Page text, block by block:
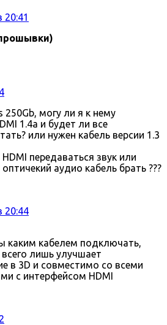
20:41
250Gb, могу ли я к нему
1.4a и будет ли все
или нужен кабель версии 1.3
передаваться звук или
аудио кабель брать ???
20:44
каким кабелем подключать,
всего лишь улучшает
в 3D и совместимо со всеми
с интерфейсом HDMI